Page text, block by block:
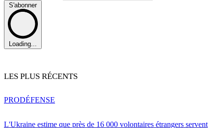
S'abonner
Loading...
LES PLUS RÉCENTS
L'Ukraine estime que près de 16 000 volontaires étrangers servent
PRODÉFENSE